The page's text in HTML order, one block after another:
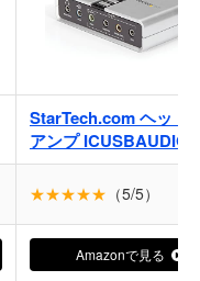
StarTech.com ヘッド
アンプ
★★★★★ （5/5）
Amazonで見る